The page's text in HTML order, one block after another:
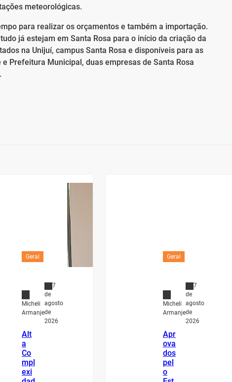
meteorológicas.
para realizar os orçamentos e também a importação.
já estejam em Santa Rosa para o início da criação da
na Unijuí, campus Santa Rosa e disponíveis para as
Prefeitura Municipal, duas empresas de Santa Rosa
Geral
Micheli
Armanje
7
de
agosto
de
2026
Alt
a
Co
mpl
exi
Geral
Micheli
Armanje
7
de
agosto
de
2026
Apr
ova
dos
pel
o